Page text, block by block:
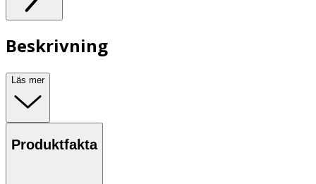
Beskrivning
Läs mer
Produktfakta